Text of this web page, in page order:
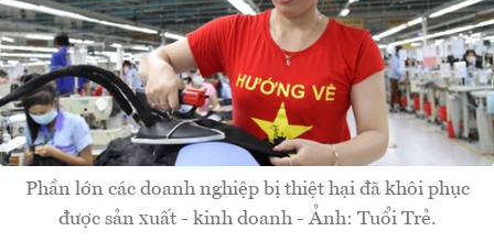
Phần lớn các doanh nghiệp bị thiệt hại đã khôi phục
được sản xuất - kinh doanh - Ảnh: Tuổi Trẻ.